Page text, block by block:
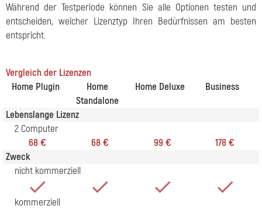
Während der Testperiode können Sie alle Optionen testen und
entscheiden, welcher Lizenztyp Ihren Bedürfnissen am besten
entspricht.
Vergleich der Lizenzen
Home Plugin
Home
Standalone
Home Deluxe Business
Lebenslange Lizenz
2 Computer
68 €
68 € 99 €
178 €
Zweck
nicht kommerziell
kommerziell